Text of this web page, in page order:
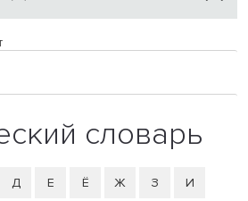
словарь
Д Е Ё Ж З И